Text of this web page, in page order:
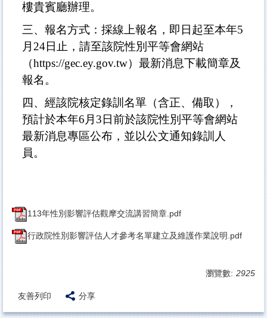
樓貴賓廳辦理。
三、報名方式：採線上報名，即日起至本年5
月24日止，請至該院性別平等會網站
（https://gec.ey.gov.tw）最新消息下載簡章及
報名。
四、經該院核定錄訓名單（含正、備取），
預計於本年6月3日前於該院性別平等會網站
最新消息專區公布，並以公文通知錄訓人
員。
113年性別影響評估觀摩交流講習簡章.pdf
行政院性別影響評估人才參考名單建立及維護作業說明.pdf
瀏覽數: 2925
友善列印 分享